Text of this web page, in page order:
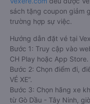
sách tặng coupon giảm
trường hợp sự việc.
Hướng dẫn đặt vé tại
Bước 1: Truy cập vào
CH Play hoặc App Store.
Bước 2: Chọn điểm đi,
VÉ XE”.
Bước 3: Chọn hãng xe
từ Gò Dầu - Tây Ninh,